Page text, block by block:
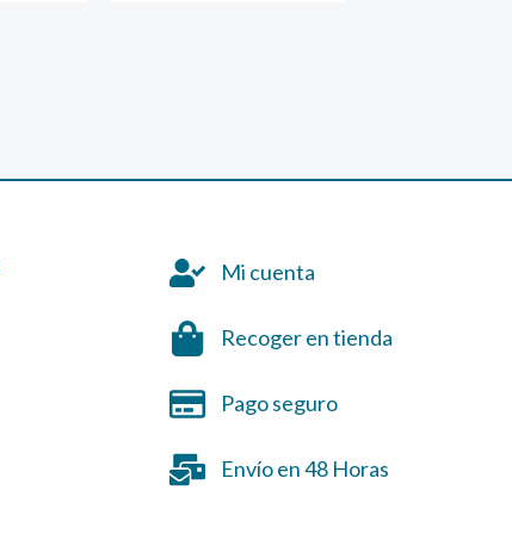
Mi cuenta
Recoger en tienda
Pago seguro
Envío en 48 Horas